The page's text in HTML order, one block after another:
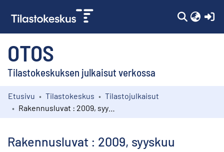
OTOS
Tilastokeskuksen julkaisut verkossa
Kokoelmat
Etusivu Tilastokeskus
Tilastojulkaisut
Rakennusluvat : 2009, syyskuu